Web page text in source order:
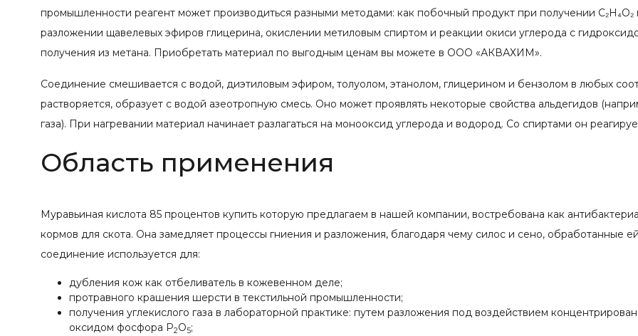
промышленности реагент может производиться разными методами: как побочный продукт при получении
разложении щавелевых эфиров глицерина, окислении метиловым спиртом и реакции окиси углерода с
получения из метана. Приобретать материал по выгодным ценам вы можете в ООО «АКВАХИМ».
Соединение смешивается с водой, диэтиловым эфиром, толуолом, этанолом, глицерином и бензолом в любых
растворяется, образует с водой азеотропную смесь. Оно может проявлять некоторые свойства альдегидов
газа). При нагревании материал начинает разлагаться на монооксид углерода и водород. Со спиртами он
Область применения
Муравьиная кислота 85 процентов купить которую предлагаем в нашей компании, востребована как
кормов для скота. Она замедляет процессы гниения и разложения, благодаря чему силос и сено, обработанные
соединение используется для:
дубления кож как отбеливатель в кожевенном деле;
протравного крашения шерсти в текстильной промышленности;
получения углекислого газа в лабораторной практике: путем разложения под воздействием
оксидом фосфора P2O5;